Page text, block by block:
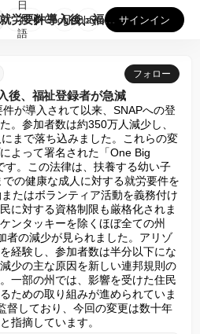
新しい連邦の就労要件導入後、福祉登録者が急減
日
本
語
GooglePlay
AppStore サインイン
フォロー
後、福祉登録者が急減
が導入されて以来、SNAPへの登
。参加者数は約350万人減少し、
まで落ち込みました。これらの変
よって署名された「One Big
す。この法律は、扶養する幼い子
の健康な成人に対する就労要件を
たはボランティア活動を義務付け
に対する資格制限も厳格化されま
ンタッキーを除くほぼ全ての州
者の減少が見られました。アリゾ
経験し、参加者数は半分以下にな
少の主な原因を新しい連邦規則の
一部の州では、影響を受けた住民
ための取り組みが進められていま
督しており、今回の変更は数十年
指摘しています。